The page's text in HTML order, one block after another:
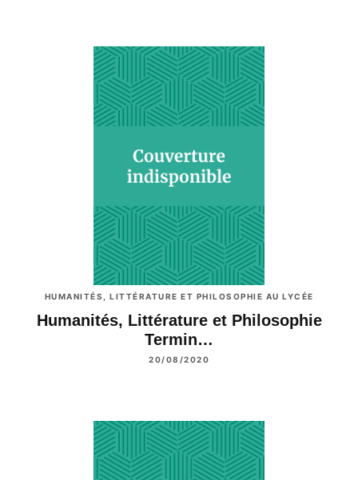
HUMANITÉS, LITTÉRATURE ET PHILOSOPHIE AU LYCÉE
Humanités, Littérature et Philosophie
Termin…
20/08/2020